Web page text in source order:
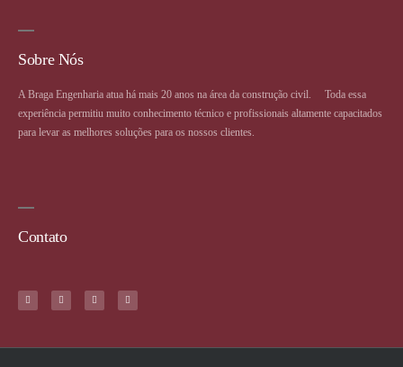
Sobre Nós
A Braga Engenharia atua há mais 20 anos na área da construção civil. ⠀ Toda essa
experiência permitiu muito conhecimento técnico e profissionais altamente capacitados
para levar as melhores soluções para os nossos clientes.
Contato